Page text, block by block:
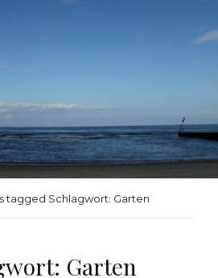
tagged Schlagwort: Garten
Garten